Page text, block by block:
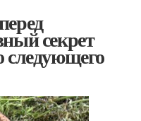
секрет
следующего